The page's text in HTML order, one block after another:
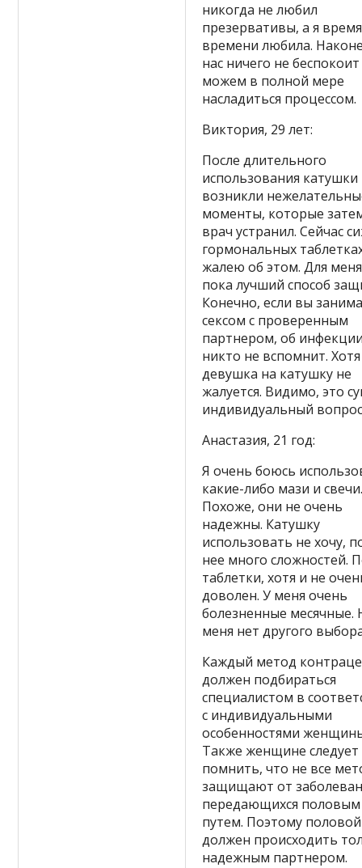
никогда не любил
презервативы, а я
времени любила.
нас ничего не
можем в полной мере
насладиться процессом.
Виктория, 29 лет:
После длительного
использования катушки
возникли
моменты, которые
врач устранил. Сейчас
гормональных
жалею об этом. Для
пока лучший способ
Конечно, если вы
сексом с проверенным
партнером, об
никто не вспомнит.
девушка на катушку не
жалуется. Видимо, это
индивидуальный
Анастазия, 21 год:
Я очень боюсь
какие-либо мази и
Похоже, они не очень
надежны. Катушку
использовать не хочу,
нее много сложностей.
таблетки, хотя и не
доволен. У меня очень
болезненные месячные.
меня нет другого
Каждый метод
должен подбираться
специалистом в
с индивидуальными
особенностями
Также женщине следует
помнить, что не все
защищают от
передающихся половым
путем. Поэтому
должен происходить
надежным партнером.